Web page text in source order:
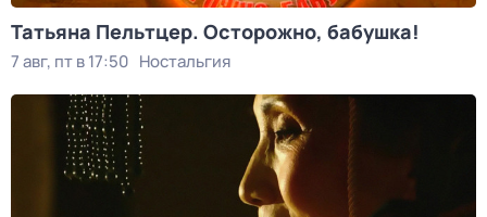
Татьяна Пельтцер. Осторожно, бабушка!
7 авг, пт в 17:50 Ностальгия